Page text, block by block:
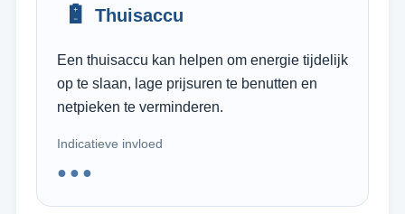
🔋 Thuisaccu
Een thuisaccu kan helpen om energie tijdelijk
op te slaan, lage prijsuren te benutten en
netpieken te verminderen.
Indicatieve invloed
●●●